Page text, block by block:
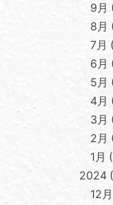
9月
8月
7月
6月
5月
4月
3月
2月
1月
2024
12月